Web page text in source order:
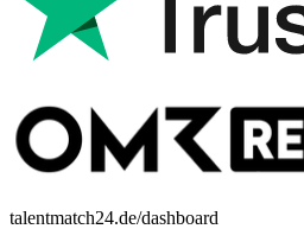
talentmatch24.de/dashboard